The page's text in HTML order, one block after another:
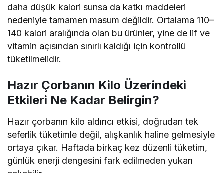
daha düşük kalori sunsa da katkı maddeleri
nedeniyle tamamen masum değildir. Ortalama 110–
140 kalori aralığında olan bu ürünler, yine de lif ve
vitamin açısından sınırlı kaldığı için kontrollü
tüketilmelidir.
Hazır Çorbanın Kilo Üzerindeki
Etkileri Ne Kadar Belirgin?
Hazır çorbanın kilo aldırıcı etkisi, doğrudan tek
seferlik tüketimle değil, alışkanlık haline gelmesiyle
ortaya çıkar. Haftada birkaç kez düzenli tüketim,
günlük enerji dengesini fark edilmeden yukarı